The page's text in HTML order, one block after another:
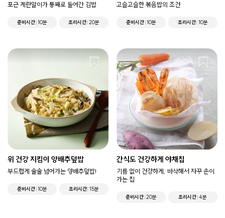
포근 계란말이가 통째로 들어간 김밥
준비시간 10분 조리시간 20분
고슬고슬한 볶음밥의 조건
준비시간 10분 조리시간 10분
위 건강 지킴이 양배추덮밥
부드럽게 술술 넘어가는 양배추덮밥!
준비시간 10분 조리시간 15분
간식도 건강하게 야채칩
기름 없이 건강하게, 바삭해서 자꾸 손이
가는 칩
준비시간 20분 조리시간 4분